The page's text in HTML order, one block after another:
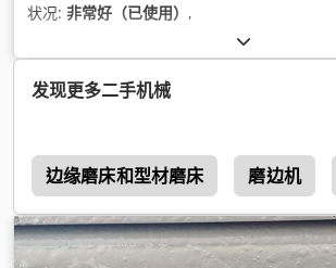
状况: 非常好（已使用） ,
发现更多二手机械
边缘磨床和型材磨床 磨边机